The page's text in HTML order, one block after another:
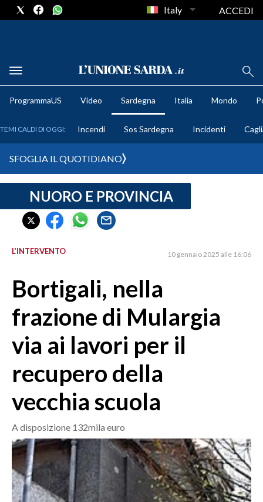
METEO
CRONACA SARDEGNA
CAGLIARI
SULCIS IGLESIENTE
ORISTANO E PROVINCIA
SASSARI E PROVINCIA
GALLURA
NUORO E PROVINCIA
OGLIASTRA
AGENDA
CRONACA
MONDO
POLITICA
ECONOMIA
Italy ACCEDI
ProgrammaUS Video Sardegna Italia Mondo
TEMI CALDI DI OGGI: Incendi Sos Sardegna Incidenti
SFOGLIA IL QUOTIDIANO
NUORO E PROVINCIA
L’INTERVENTO 10 gennaio 2025 alle 16:06
Bortigali, nella
frazione di Mulargia
via ai lavori per il
recupero della
vecchia scuola
A disposizione 132mila euro